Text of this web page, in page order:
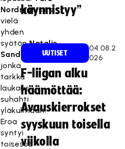
Nordmansiirsi
vielä
yhden
syötönNatalie
Sandströmille,
jonka
tarkka
laukaus
suhahti
yläkulmaan.
Eroa
syntyi
toisessa
käynnistyy”
UUTISET
04.08.2
026
F-liigan alku
häämöttää:
Avauskierrokset
syyskuun toisella
viikolla